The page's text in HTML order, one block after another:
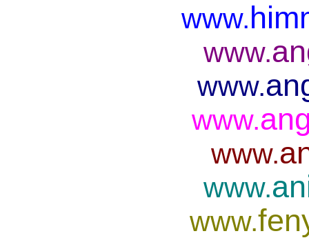
www.
www.
www.
www.
www.
www.
www.